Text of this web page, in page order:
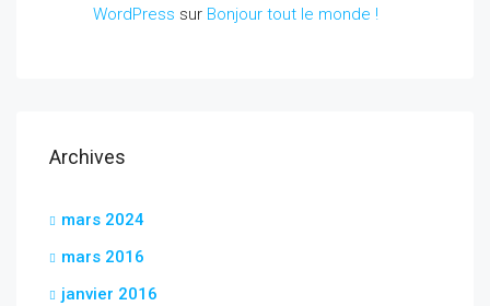
WordPress sur Bonjour tout le monde !
Archives
mars 2024
mars 2016
janvier 2016